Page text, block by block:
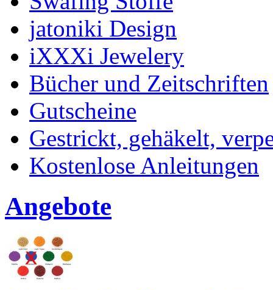
jatoniki Design
iXXXi Jewelery
Bücher und Zeitschriften
Gutscheine
Gestrickt, gehäkelt,
Kostenlose Anleitungen
Angebote